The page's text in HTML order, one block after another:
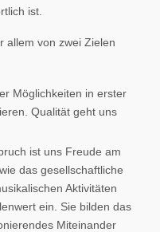
ist.
allem von zwei Zielen
Möglichkeiten in erster
Qualität geht uns
ist uns Freude am
das gesellschaftliche
Aktivitäten
ein. Sie bilden das
Miteinander